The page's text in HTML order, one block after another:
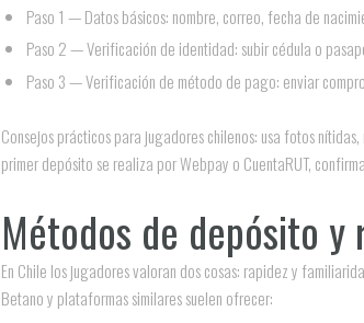
Paso 1 — Datos básicos: nombre, correo, fecha de
Paso 2 — Verificación de identidad: subir cédula o
Paso 3 — Verificación de método de pago: enviar
Consejos prácticos para jugadores chilenos: usa fotos
primer depósito se realiza por Webpay o CuentaRUT,
Métodos de depósito
En Chile los jugadores valoran dos cosas: rapidez y
Betano y plataformas similares suelen ofrecer: